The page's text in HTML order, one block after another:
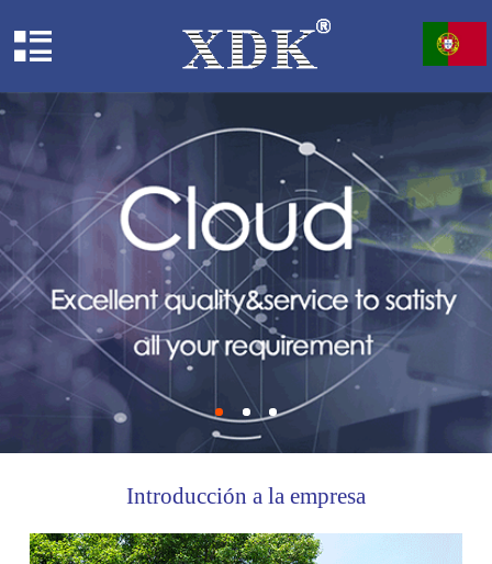
Introducción a la empresa